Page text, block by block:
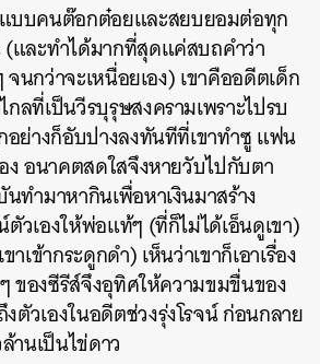
บบคนต๊อกต๋อยและสยบยอมต่อทุก
และทำได้มากที่สุดแค่สบถคำว่า
จนกว่าจะเหนื่อยเอง) เขาคืออดีตเด็ก
ลที่เป็นวีรบุรุษสงครามเพราะไปรบ
ย่างก็อับปางลงทันทีที่เขาทำซู แฟน
ง อนาคตสดใสจึงหายวับไปกับตา
ทำมาหากินเพื่อหาเงินมาสร้าง
วเองให้พ่อแท้ๆ (ที่ก็ไม่ได้เอ็นดูเขา)
เข้ากระดูกดำ) เห็นว่าเขาก็เอาเรื่อง
ของซีรีส์จึงอุทิศให้ความขมขื่นของ
ตัวเองในอดีตช่วงรุ่งโรจน์ ก่อนกลาย
านเป็นไข่ดาว